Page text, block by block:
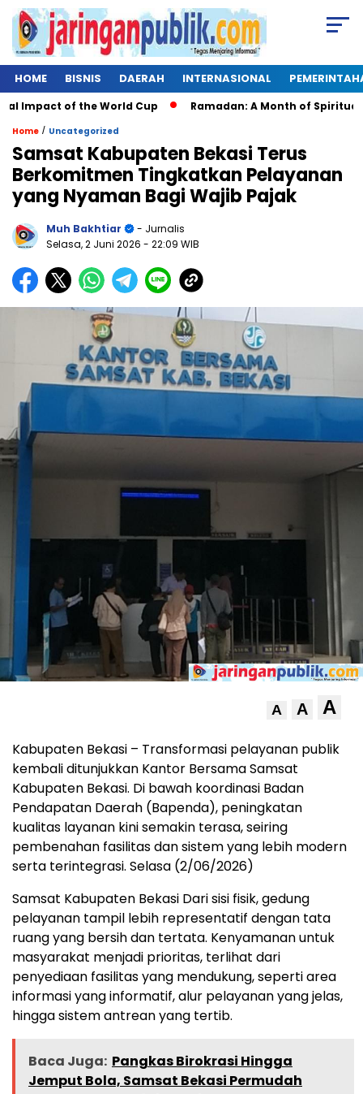
HOME BISNIS DAERAH INTERNASIONAL
of the World Cup Ramadan: A Month of Spiritual
Home / Uncategorized
Samsat Kabupaten Bekasi Terus
Berkomitmen Tingkatkan Pelayanan
yang Nyaman Bagi Wajib Pajak
Muh Bakhtiar
- Jurnalis
Selasa, 2 Juni 2026 - 22:09 WIB
A A A
Kabupaten Bekasi – Transformasi pelayanan publik
kembali ditunjukkan Kantor Bersama Samsat
Kabupaten Bekasi. Di bawah koordinasi Badan
Pendapatan Daerah (Bapenda), peningkatan
kualitas layanan kini semakin terasa, seiring
pembenahan fasilitas dan sistem yang lebih modern
serta terintegrasi. Selasa (2/06/2026)
Samsat Kabupaten Bekasi Dari sisi fisik, gedung
pelayanan tampil lebih representatif dengan tata
ruang yang bersih dan tertata. Kenyamanan untuk
masyarakat menjadi prioritas, terlihat dari
penyediaan fasilitas yang mendukung, seperti area
informasi yang informatif, alur pelayanan yang jelas,
hingga sistem antrean yang tertib.
Baca Juga: Pangkas Birokrasi Hingga
Jemput Bola, Samsat Bekasi Permudah